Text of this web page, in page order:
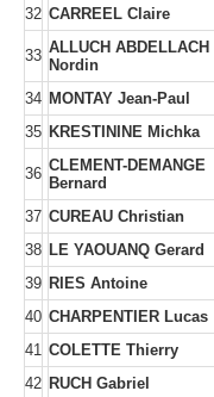
32 CARREEL Claire
33 ALLUCH ABDELLACH
Nordin
34 MONTAY Jean-Paul
35 KRESTININE Michka
36 CLEMENT-DEMANGE
Bernard
37 CUREAU Christian
38 LE YAOUANQ Gerard
39 RIES Antoine
40 CHARPENTIER Lucas
41 COLETTE Thierry
42 RUCH Gabriel